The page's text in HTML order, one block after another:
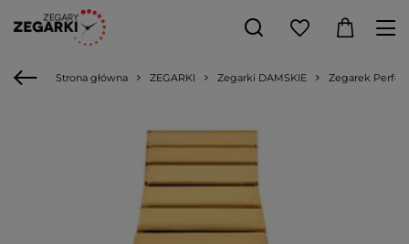
Strona główna ZEGARKI Zegarki DAMSKIE Zegarek